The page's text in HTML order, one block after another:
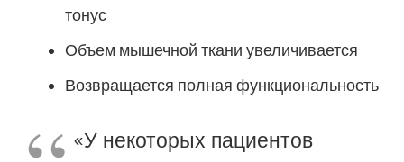
тонус
Объем мышечной ткани увеличивается
Возвращается полная функциональность
«У некоторых пациентов